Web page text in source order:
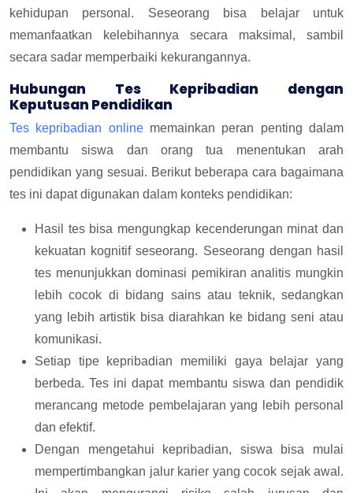
kehidupan personal. Seseorang bisa belajar untuk
memanfaatkan kelebihannya secara maksimal, sambil
secara sadar memperbaiki kekurangannya.
Hubungan Tes Kepribadian dengan
Keputusan Pendidikan
Tes kepribadian onlinememainkan peran penting dalam
membantu siswa dan orang tua menentukan arah
pendidikan yang sesuai. Berikut beberapa cara bagaimana
tes ini dapat digunakan dalam konteks pendidikan:
Hasil tes bisa mengungkap kecenderungan minat dan
kekuatan kognitif seseorang. Seseorang dengan hasil
tes menunjukkan dominasi pemikiran analitis mungkin
lebih cocok di bidang sains atau teknik, sedangkan
yang lebih artistik bisa diarahkan ke bidang seni atau
komunikasi.
Setiap tipe kepribadian memiliki gaya belajar yang
berbeda. Tes ini dapat membantu siswa dan pendidik
merancang metode pembelajaran yang lebih personal
dan efektif.
Dengan mengetahui kepribadian, siswa bisa mulai
mempertimbangkan jalur karier yang cocok sejak awal.